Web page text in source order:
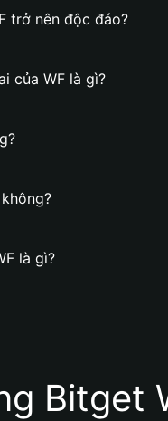
trở nên độc đáo?
của WF là gì?
là gì?
Bitget